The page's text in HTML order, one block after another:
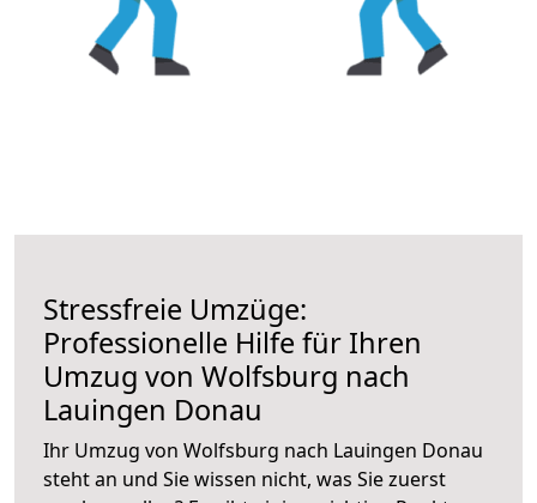
Stressfreie Umzüge:
Professionelle Hilfe für Ihren
Umzug von Wolfsburg nach
Lauingen Donau
Ihr Umzug von Wolfsburg nach Lauingen Donau
steht an und Sie wissen nicht, was Sie zuerst